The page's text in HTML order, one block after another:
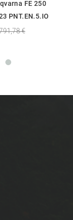
FE 250
PNT.EN.5.IO
€